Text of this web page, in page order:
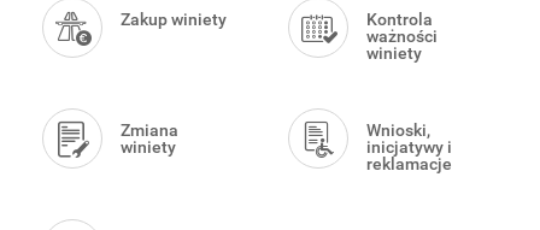
Menu
Zakup winiety
Kontrola
ważności
winiety
Zmiana
winiety
Wnioski,
inicjatywy i
reklamacje